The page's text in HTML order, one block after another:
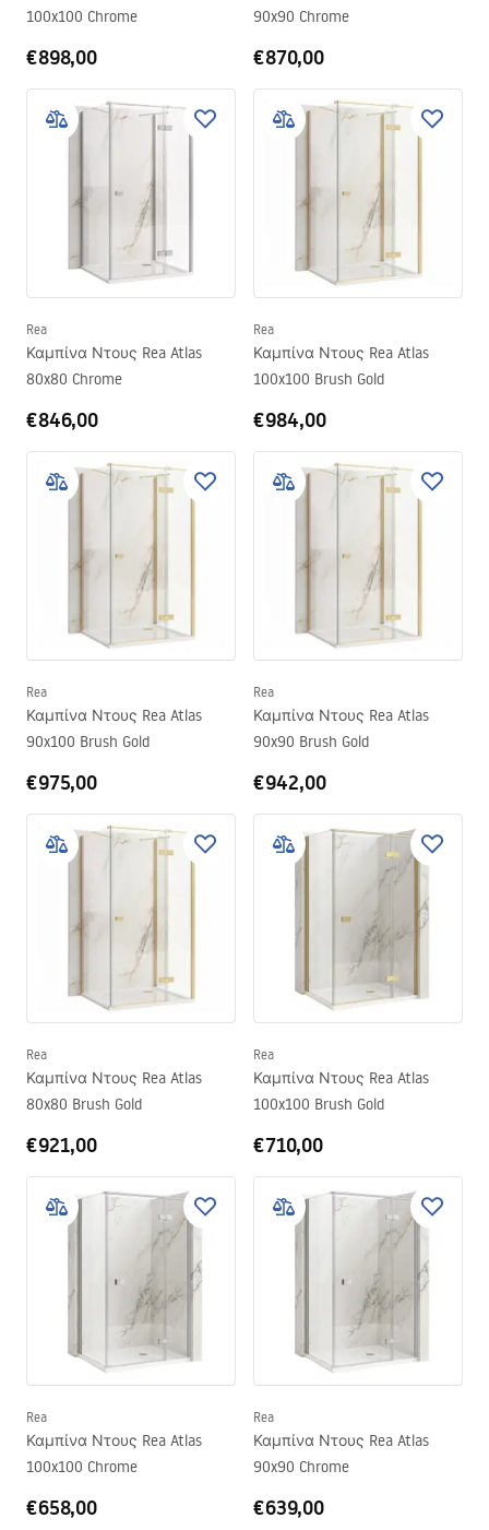
100x100 Chrome
€898,00
90x90 Chrome
€870,00
Rea
Καμπίνα Ντους Rea Atlas
80x80 Chrome
€846,00
Rea
Καμπίνα Ντους Rea Atlas
100x100 Brush Gold
€984,00
Rea
Καμπίνα Ντους Rea Atlas
90x100 Brush Gold
€975,00
Rea
Καμπίνα Ντους Rea Atlas
90x90 Brush Gold
€942,00
Rea
Καμπίνα Ντους Rea Atlas
80x80 Brush Gold
€921,00
Rea
Καμπίνα Ντους Rea Atlas
100x100 Brush Gold
€710,00
Rea
Καμπίνα Ντους Rea Atlas
100x100 Chrome
€658,00
Rea
Καμπίνα Ντους Rea Atlas
90x90 Chrome
€639,00